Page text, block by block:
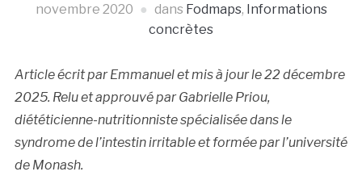
novembre 2020
dans Fodmaps, Informations
concrètes
Article écrit par Emmanuel et mis à jour le 22 décembre
2025. Relu et approuvé par Gabrielle Priou,
diététicienne-nutritionniste spécialisée dans le
syndrome de l’intestin irritable et formée par l’université
de Monash.